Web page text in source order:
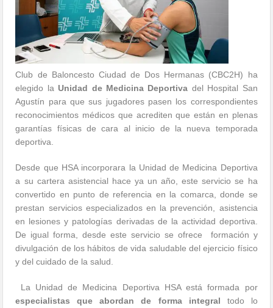
Club de Baloncesto Ciudad de Dos Hermanas (CBC2H) ha
elegido la Unidad de Medicina Deportiva del Hospital San
Agustín para que sus jugadores pasen los correspondientes
reconocimientos médicos que acrediten que están en plenas
garantías físicas de cara al inicio de la nueva temporada
deportiva.
Desde que HSA incorporara la Unidad de Medicina Deportiva
a su cartera asistencial hace ya un año, este servicio se ha
convertido en punto de referencia en la comarca, donde se
prestan servicios especializados en la prevención, asistencia
en lesiones y patologías derivadas de la actividad deportiva.
De igual forma, desde este servicio se ofrece formación y
divulgación de los hábitos de vida saludable del ejercicio físico
y del cuidado de la salud.
La Unidad de Medicina Deportiva HSA está formada por
especialistas que abordan de forma integral todo lo